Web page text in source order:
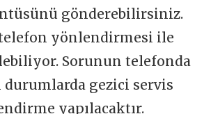
gönderebilirsiniz.
telefon yönlendirmesi ile
Sorunun telefonda
durumlarda gezici servis
yapılacaktır.